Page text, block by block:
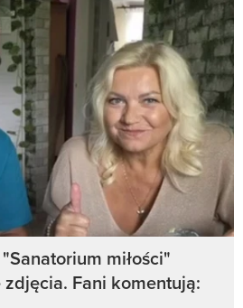
miłości"
Fani komentują: